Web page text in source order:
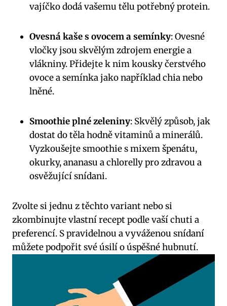
vajíčko dodá vašemu tělu potřebný protein.
Ovesná kaše s ovocem a semínky: Ovesné
vločky jsou skvělým zdrojem energie a
vlákniny. Přidejte k nim kousky čerstvého
ovoce a semínka jako například chia nebo
lněné.
Smoothie plné zeleniny: Skvělý způsob, jak
dostat do těla hodně vitaminů a minerálů.
Vyzkoušejte smoothie s mixem špenátu,
okurky, ananasu a chlorelly pro zdravou a
osvěžující snídani.
Zvolte si jednu z těchto variant nebo si
zkombinujte vlastní recept podle vaší chuti a
preferencí. S pravidelnou a vyváženou snídaní
můžete podpořit své úsilí o úspěšné hubnutí.